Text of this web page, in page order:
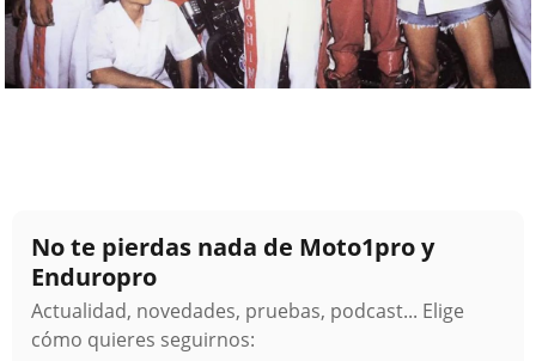
No te pierdas nada de Moto1pro y
Enduropro
Actualidad, novedades, pruebas, podcast... Elige
cómo quieres seguirnos: